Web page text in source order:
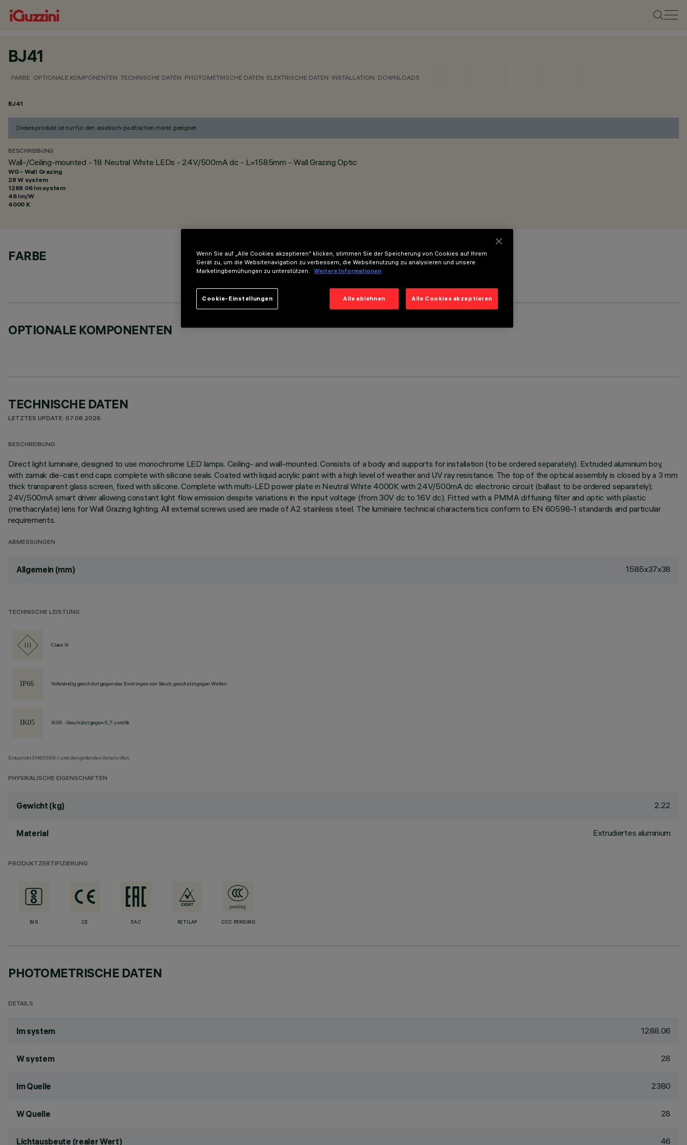
BJ41
FARBE OPTIONALE KOMPONENTEN TECHNISCHE DATEN PHOTOMETRISCHE DATEN ELEKTRISCHE DATEN INSTALLATION DOWNLOADS
BJ41
Dieses produkt ist nur für den asiatisch-pazifischen markt geeignet
BESCHREIBUNG
Wall-/Ceiling-mounted - 18 Neutral White LEDs - 24V/500mA dc - L=1585mm - Wall Grazing Optic
WG - Wall Grazing
28 W system
1288.06 lm system
46 lm/W
4000 K
FARBE
OPTIONALE KOMPONENTEN
TECHNISCHE DATEN
LETZTES UPDATE: 07.08.2026
BESCHREIBUNG
Direct light luminaire, designed to use monochrome LED lamps. Ceiling- and wall-mounted. Consists of a body and supports for installation (to be ordered separately). Extruded aluminium boy,
with zamak die-cast end caps complete with silicone seals. Coated with liquid acrylic paint with a high level of weather and UV ray resistance. The top of the optical assembly is closed by a 3 mm
thick transparent glass screen, fixed with silicone. Complete with multi-LED power plate in Neutral White 4000K with 24V/500mA dc electronic circuit (ballast to be ordered separately);
24V/500mA smart driver allowing constant light flow emission despite variations in the input voltage (from 30V dc to 16V dc). Fitted with a PMMA diffusing filter and optic with plastic
(methacrylate) lens for Wall Grazing lighting. All external screws used are made of A2 stainless steel. The luminaire technical characteristics conform to EN 60598-1 standards and particular
requirements.
ABMESSUNGEN
Allgemein (mm) 1585x37x38
TECHNISCHE LEISTUNG
Class III
Vollständig geschützt gegen das Eindringen von Staub, geschützt gegen Wellen.
IK05 - Geschützt gegen 0,7-j-stöße
Entspricht EN60598-1 und den geltenden Vorschriften.
PHYSIKALISCHE EIGENSCHAFTEN
Gewicht (kg) 2.22
Material Extrudiertes aluminium
PRODUKTZERTIFIZIERUNG
BIS CE EAC RETILAP CCC PENDING
PHOTOMETRISCHE DATEN
DETAILS
lm system 1288.06
W system 28
lm Quelle 2380
W Quelle 28
Lichtausbeute (realer Wert) 46
Wenn Sie auf „Alle Cookies akzeptieren“ klicken, stimmen Sie der Speicherung von Cookies auf Ihrem
Gerät zu, um die Websitenavigation zu verbessern, die Websitenutzung zu analysieren und unsere
Marketingbemühungen zu unterstützen.
Weitere Informationen
Alle ablehnen Alle Cookies akzeptieren
Cookie-Einstellungen